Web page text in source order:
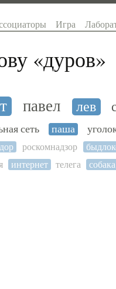
Игра
«дуров»
павел лев
сеть паша
роскомнадзор
интернет телега собака